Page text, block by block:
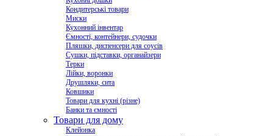
Кондитерські товари
Миски
Кухонний інвентар
Ємності, контейнери, судочки
Пляшки, диспенсери для соусів
Сушки, підставки, органайзери
Терки
Лійки, воронки
Друшляки, сита
Ковшики
Товари для кухні (різне)
Банки та ємності
Товари для дому
Клейонка